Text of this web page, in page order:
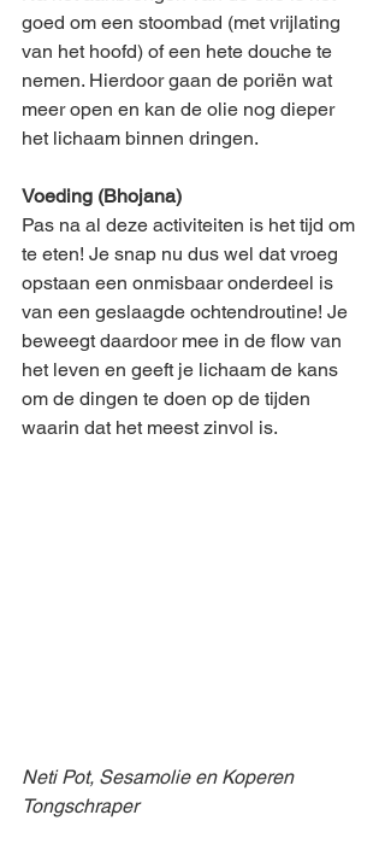
goed om een stoombad (met vrijlating
van het hoofd) of een hete douche te
nemen. Hierdoor gaan de poriën wat
meer open en kan de olie nog dieper
het lichaam binnen dringen.
Voeding (Bhojana)
Pas na al deze activiteiten is het tijd om
te eten! Je snap nu dus wel dat vroeg
opstaan een onmisbaar onderdeel is
van een geslaagde ochtendroutine! Je
beweegt daardoor mee in de flow van
het leven en geeft je lichaam de kans
om de dingen te doen op de tijden
waarin dat het meest zinvol is.
Neti Pot, Sesamolie en Koperen
Tongschraper